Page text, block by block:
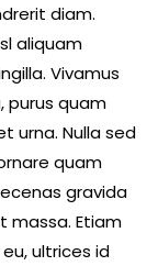
diam.
aliquam
Vivamus
purus quam
urna. Nulla sed
quam
gravida
massa. Etiam
ultrices id